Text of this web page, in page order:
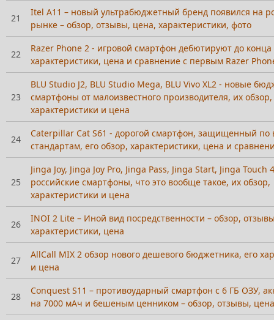
21
Itel A11 – новый ультрабюджетный бренд появился на
рынке – обзор, отзывы, цена, характеристики, фото
22
Razer Phone 2 - игровой смартфон дебютируют до конца
характеристики, цена и сравнение с первым Razer
23
BLU Studio J2, BLU Studio Mega, BLU Vivo XL2 - новые
смартфоны от малоизвестного производителя, их обзор,
характеристики и цена
24
Caterpillar Cat S61 - дорогой смартфон, защищенный по
стандартам, его обзор, характеристики, цена и
25
Jinga Joy, Jinga Joy Pro, Jinga Pass, Jinga Start, Jinga Touch
российские смартфоны, что это вообще такое, их обзор,
характеристики и цена
26
INOI 2 Lite – Иной вид посредственности – обзор,
характеристики, цена
27
AllCall MIX 2 обзор нового дешевого бюджетника, его
и цена
28
Conquest S11 – противоударный смартфон с 6 ГБ ОЗУ,
на 7000 мАч и бешеным ценником – обзор, отзывы,